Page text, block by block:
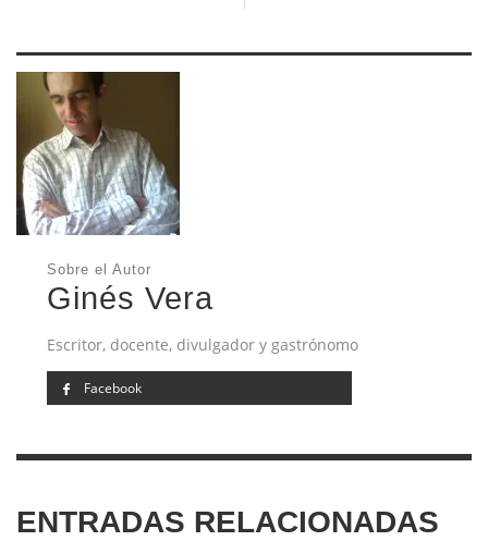
Sobre el Autor
Ginés Vera
Escritor, docente, divulgador y gastrónomo
Facebook
ENTRADAS RELACIONADAS